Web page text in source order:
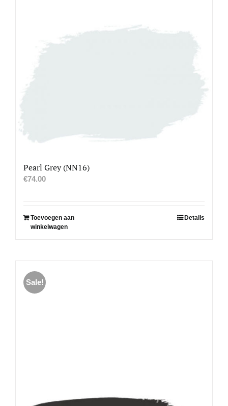
Pearl Grey (NN16)
€74.00
Toevoegen aan
winkelwagen
Details
Sale!